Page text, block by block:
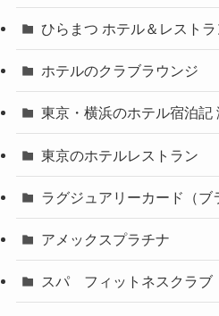
ひらまつ ホテル＆レストラ
ホテルのクラブラウンジ
東京・横浜のホテル宿泊記
東京のホテルレストラン
ラグジュアリーカード（ブ
アメックスプラチナ
スパ フィットネスクラブ